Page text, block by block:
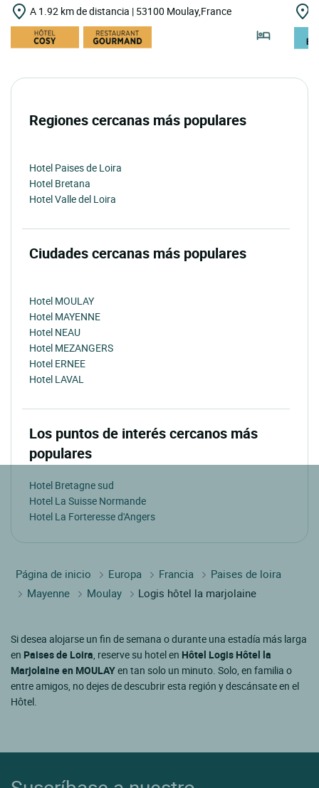
A 1.92 km de distancia | 53100 Moulay,France
Regiones cercanas más populares
Hotel Paises de Loira
Hotel Bretana
Hotel Valle del Loira
Ciudades cercanas más populares
Hotel MOULAY
Hotel MAYENNE
Hotel NEAU
Hotel MEZANGERS
Hotel ERNEE
Hotel LAVAL
Los puntos de interés cercanos más
populares
Hotel Bretagne sud
Hotel La Suisse Normande
Hotel La Forteresse d'Angers
Página de inicio Europa Francia
Paises de loira
Mayenne
Moulay Logis hôtel la marjolaine
Si desea alojarse un fin de semana o durante una estadía más larga
en Paises de Loira, reserve su hotel en Hôtel Logis Hôtel la
Marjolaine en MOULAYen tan solo un minuto. Solo, en familia o
entre amigos, no dejes de descubrir esta región y descánsate en el
Hôtel.